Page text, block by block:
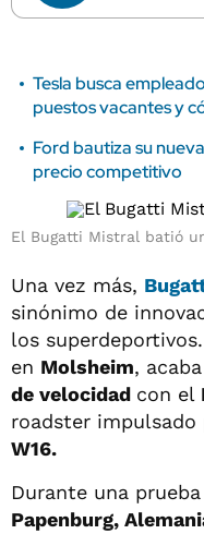
Tesla busca
puestos vacantes y
Ford bautiza su
precio competitivo
El Bugatti Mistral batió
Una vez más,
sinónimo de
los
en Molsheim,
de velocidad con el
roadster
W16.
Durante una
Papenburg,